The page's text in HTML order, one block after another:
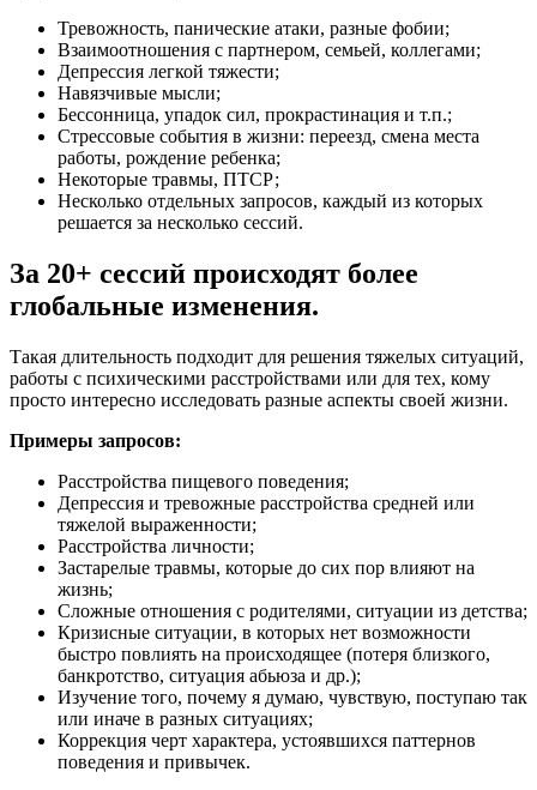
Тревожность, панические атаки, разные фобии;
Взаимоотношения с партнером, семьей, коллегами;
Депрессия легкой тяжести;
Навязчивые мысли;
Бессонница, упадок сил, прокрастинация и т.п.;
Стрессовые события в жизни: переезд, смена места
работы, рождение ребенка;
Некоторые травмы, ПТСР;
Несколько отдельных запросов, каждый из которых
решается за несколько сессий.
За 20+ сессий происходят более
глобальные изменения.
Такая длительность подходит для решения тяжелых ситуаций,
работы с психическими расстройствами или для тех, кому
просто интересно исследовать разные аспекты своей жизни.
Примеры запросов:
Расстройства пищевого поведения;
Депрессия и тревожные расстройства средней или
тяжелой выраженности;
Расстройства личности;
Застарелые травмы, которые до сих пор влияют на
жизнь;
Сложные отношения с родителями, ситуации из детства;
Кризисные ситуации, в которых нет возможности
быстро повлиять на происходящее (потеря близкого,
банкротство, ситуация абьюза и др.);
Изучение того, почему я думаю, чувствую, поступаю так
или иначе в разных ситуациях;
Коррекция черт характера, устоявшихся паттернов
поведения и привычек.